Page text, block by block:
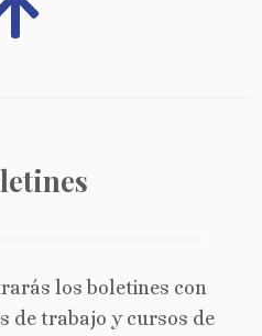
los boletines con
de trabajo y cursos de